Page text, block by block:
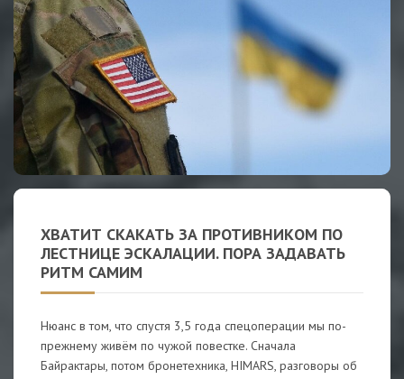
ХВАТИТ СКАКАТЬ ЗА ПРОТИВНИКОМ ПО
ЛЕСТНИЦЕ ЭСКАЛАЦИИ. ПОРА ЗАДАВАТЬ
РИТМ САМИМ
Нюанс в том, что спустя 3,5 года спецоперации мы по-
прежнему живём по чужой повестке. Сначала
Байрактары, потом бронетехника, HIMARS, разговоры об